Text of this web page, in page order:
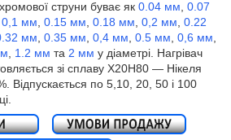
струни буває як 0.04 мм, 0.07
0,1 мм, 0.15 мм, 0.18 мм, 0,2 мм, 0.22
мм, 0.35 мм, 0,4 мм, 0.5 мм, 0,6 мм,
, 1.2 мм та 2 мм у діаметрі. Нагрівач
зі сплаву Х20Н80 — Нікеля
Відпускається по 5,10, 20, 50 і 100